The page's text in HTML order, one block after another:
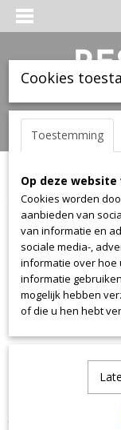
Inloggen
Home >Stof>
Stof
Alcantara
Alcantara
Aristide
Aristide--warwick
Sorteer
Cookies
Toestemming
Op deze
Cookies worden
aanbieden van
van informatie en
sociale media-,
informatie over hoe
informatie
mogelijk hebben
of die u hen hebt